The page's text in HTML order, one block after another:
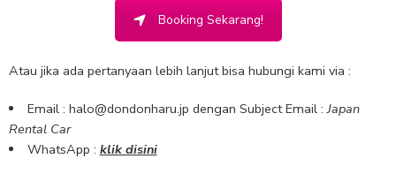
Booking Sekarang!
Atau jika ada pertanyaan lebih lanjut bisa hubungi kami via :
Email : halo@dondonharu.jp dengan Subject Email :Japan
Rental Car
WhatsApp : klik disini